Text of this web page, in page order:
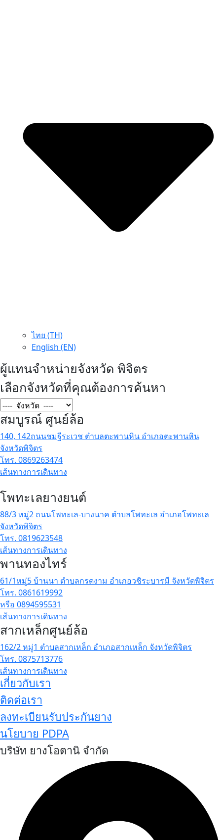
ไทย (TH)
English (EN)
ผู้แทนจำหน่ายจังหวัด พิจิตร
เลือกจังหวัดที่คุณต้องการค้นหา
สมบูรณ์ ศูนย์ล้อ
140, 142ถนนชมฐีระเวช ตำบลตะพานหิน อำเภอตะพานหิน
จังหวัดพิจิตร
โทร. 0869263474
เส้นทางการเดินทาง
โพทะเลยางยนต์
88/3 หมู่2 ถนนโพทะเล-บางนาค ตำบลโพทะเล อำเภอโพทะเล
จังหวัดพิจิตร
โทร. 0819623548
เส้นทางการเดินทาง
พานทองไทร์
61/1หมู่5 บ้านนา ตำบลกรดงาม อำเภอวชิระบารมี จังหวัดพิจิตร
โทร. 0861619992
หรือ 0894595531
เส้นทางการเดินทาง
สากเหล็กศูนย์ล้อ
162/2 หมู่1 ตำบลสากเหล็ก อำเภอสากเหล็ก จังหวัดพิจิตร
โทร. 0875713776
เส้นทางการเดินทาง
เกี่ยวกับเรา
ติดต่อเรา
ลงทะเบียนรับประกันยาง
นโยบาย PDPA
บริษัท ยางโอตานิ จำกัด